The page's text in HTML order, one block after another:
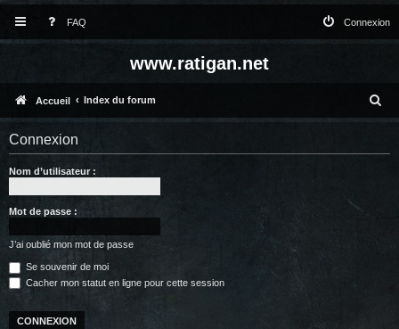
FAQ Connexion
www.ratigan.net
Accueil Index du forum
Connexion
Nom d’utilisateur :
Mot de passe :
J’ai oublié mon mot de passe
Se souvenir de moi
Cacher mon statut en ligne pour cette session